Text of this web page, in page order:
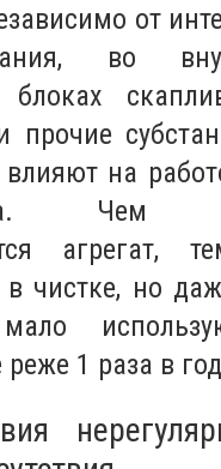
от
во
прочие
влияют на
Чем
агрегат,
в чистке, но
реже 1 раза в